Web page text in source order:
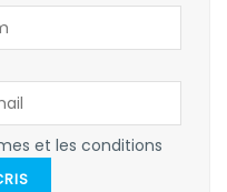
et les conditions